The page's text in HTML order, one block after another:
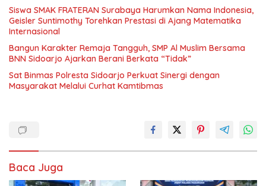
Siswa SMAK FRATERAN Surabaya Harumkan Nama Indonesia,
Geisler Suntimothy Torehkan Prestasi di Ajang Matematika
Internasional
Bangun Karakter Remaja Tangguh, SMP Al Muslim Bersama
BNN Sidoarjo Ajarkan Berani Berkata “Tidak”
Sat Binmas Polresta Sidoarjo Perkuat Sinergi dengan
Masyarakat Melalui Curhat Kamtibmas
Baca Juga